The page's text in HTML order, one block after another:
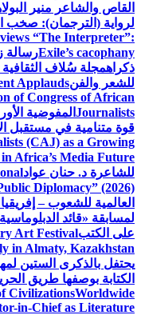
القاص والشاعر منير
لرواية (الترجمان): صخب
“The Interpreter”:
Exile’s cacophanyرسالة
ذكراهمجلة سُلاف
للشعر والفنApplauds
of Congress of African
Journalists
قوة متنامية في مستقبل
(CAJ) as a Growing
Africa’s Media Future
للشاعرة د. حنان عواد
Diplomacy” (2026)
العالمية للشعوب –
لمسابقة «قائد
على الكتبArt Festival
in Almaty, Kazakhstan
يحتفل بالذكرى الستين
الكتابة بوصفها طريق
CivilizationsWorldwide
in-Chief as Literature